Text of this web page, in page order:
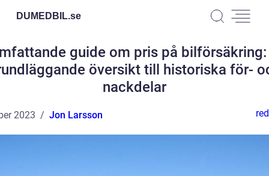
DUMEDBIL.se
guide om pris på bilförsäkring:
översikt till historiska för-
nackdelar
2023 Jon Larsson